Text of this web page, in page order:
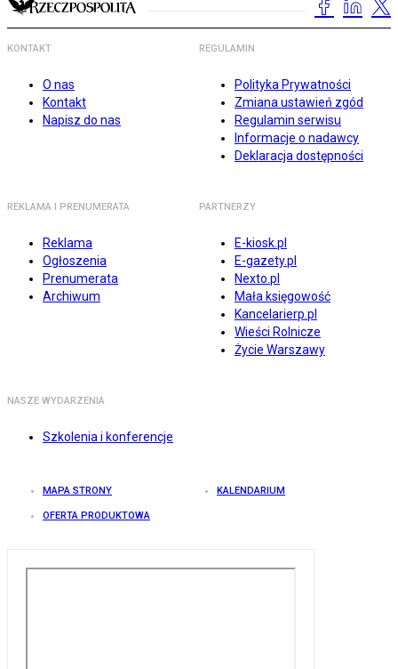
KONTAKT
O nas
Kontakt
Napisz do nas
REGULAMIN
Polityka Prywatności
Zmiana ustawień zgód
Regulamin serwisu
Informacje o nadawcy
Deklaracja dostępności
REKLAMA I PRENUMERATA
Reklama
Ogłoszenia
Prenumerata
Archiwum
PARTNERZY
E-kiosk.pl
E-gazety.pl
Nexto.pl
Mała księgowość
Kancelarierp.pl
Wieści Rolnicze
Życie Warszawy
NASZE WYDARZENIA
Szkolenia i konferencje
MAPA STRONY KALENDARIUM
OFERTA PRODUKTOWA